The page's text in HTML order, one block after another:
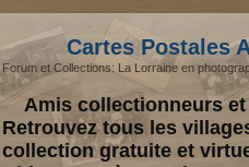
Cartes Postales
Forum et Collections: La Lorraine en
Amis collectionneurs et
Retrouvez tous les
collection gratuite et